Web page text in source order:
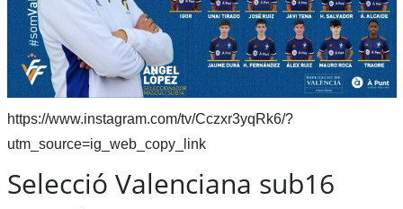
https://www.instagram.com/tv/Cczxr3yqRk6/?
utm_source=ig_web_copy_link
Selecció Valenciana sub16